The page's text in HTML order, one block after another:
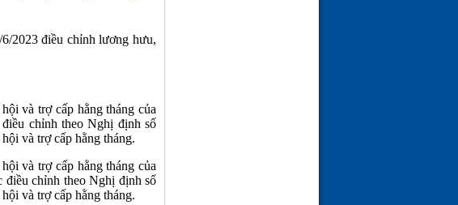
2023 điều chỉnh lương hưu,
và trợ cấp hằng tháng của
chỉnh theo Nghị định số
và trợ cấp hằng tháng.
và trợ cấp hằng tháng của
điều chỉnh theo Nghị định số
và trợ cấp hằng tháng.